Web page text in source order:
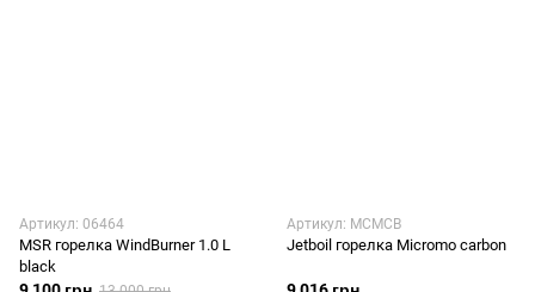
Артикул: 06464
MSR горелка WindBurner 1.0 L
black
Артикул: MCMCB
Jetboil горелка Micromo carbon